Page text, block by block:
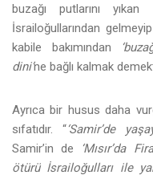
buzağı putlarını
İsrailoğullarından
kabile bakımından
dini’ne bağlı kalmak
Ayrıca bir husus daha
sıfatıdır. “‘Samir’de
Samir’in de
‘Mısır’da
ötürü İsrailoğulları ile